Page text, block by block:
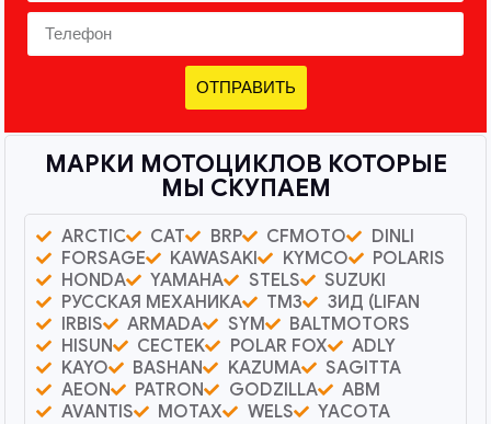
ОТПРАВИТЬ
МАРКИ МОТОЦИКЛОВ КОТОРЫЕ
МЫ СКУПАЕМ
ARCTIC CAT BRP CFMOTO
DINLI
FORSAGE
KAWASAKI KYMCO
POLARIS
HONDA
YAMAHA STELS
SUZUKI
РУССКАЯ МЕХАНИКА
ТМЗ
ЗИД (LIFAN
IRBIS
ARMADA SYM
BALTMOTORS
HISUN
CECTEK POLAR FOX
ADLY
KAYO
BASHAN KAZUMA
SAGITTA
AEON
PATRON GODZILLA
ABM
AVANTIS
MOTAX WELS
YACOTA